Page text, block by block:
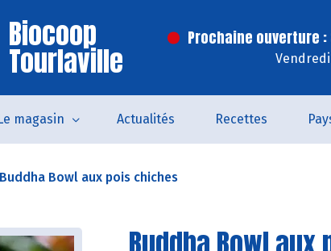
Biocoop
Tourlaville
Prochaine ouverture :
magasin Actualités Recettes
Buddha Bowl aux pois chiches